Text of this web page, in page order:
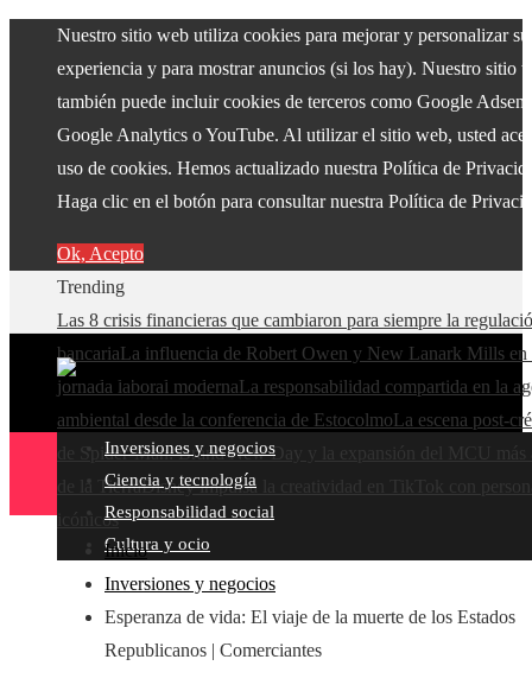
Nuestro sitio web utiliza cookies para mejorar y personalizar su
experiencia y para mostrar anuncios (si los hay). Nuestro sitio
también puede incluir cookies de terceros como Google
Google Analytics o YouTube. Al utilizar el sitio web, usted
uso de cookies. Hemos actualizado nuestra Política de
Haga clic en el botón para consultar nuestra Política de
Ok, Acepto
Trending
Las 8 crisis financieras que cambiaron para siempre la
bancariaLa influencia de Robert Owen y New Lanark Mills en
jornada laboral modernaLa responsabilidad compartida en la
ambiental desde la conferencia de EstocolmoLa escena post-
de Spider-Man: Brand New Day y la expansión del MCU más
de la TierraDisney impulsa la creatividad en TikTok con
icónicos
Inversiones y negocios
Ciencia y tecnología
Responsabilidad social
Cultura y ocio
Inicio
Inversiones y negocios
Esperanza de vida: El viaje de la muerte de los Estados
Republicanos | Comerciantes